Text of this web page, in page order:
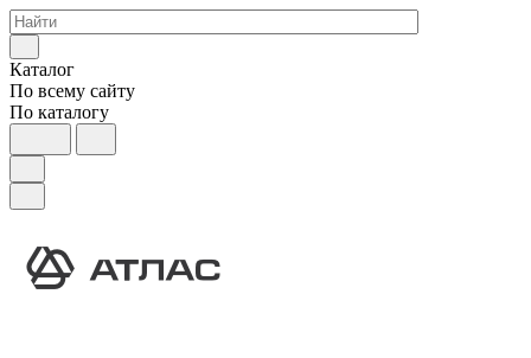
Каталог
По всему сайту
По каталогу